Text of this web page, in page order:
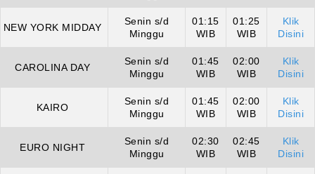
NEW YORK MIDDAY
Senin s/d
Minggu
01:15
WIB
01:25
WIB
Klik
Disini
CAROLINA DAY
Senin s/d
Minggu
01:45
WIB
02:00
WIB
Klik
Disini
KAIRO
Senin s/d
Minggu
01:45
WIB
02:00
WIB
Klik
Disini
EURO NIGHT
Senin s/d
Minggu
02:30
WIB
02:45
WIB
Klik
Disini